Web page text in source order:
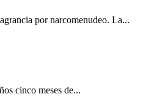
por narcomenudeo. La...
cinco meses de...